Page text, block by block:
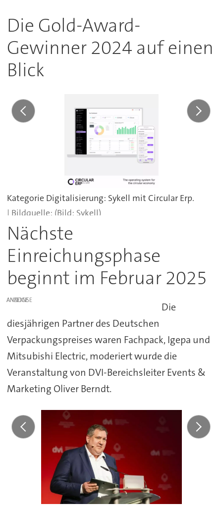
Die Gold-Award-
Gewinner 2024 auf einen
Blick
Kategorie Digitalisierung: Sykell mit Circular Erp.
(Bild: Sykell)
Nächste
Einreichungsphase
beginnt im Februar 2025
ANZEIGE
Die
diesjährigen Partner des Deutschen
Verpackungspreises waren Fachpack, Igepa und
Mitsubishi Electric, moderiert wurde die
Veranstaltung von DVI-Bereichsleiter Events &
Marketing Oliver Berndt.